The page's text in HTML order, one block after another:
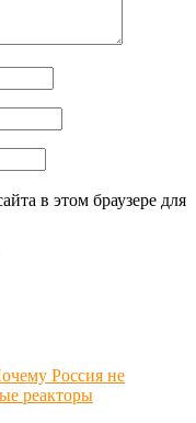
в этом браузере для